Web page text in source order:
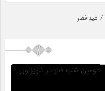
/ عید فطر